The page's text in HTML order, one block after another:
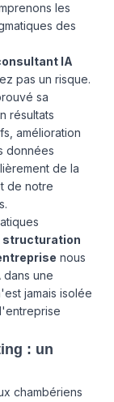
les
des
IA
pas un risque.
sa
résultats
amélioration
données
de la
de notre
structuration
nous
une
jamais isolée
: un
chambériens